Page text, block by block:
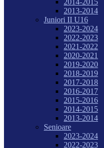
2014-2015
2013-2014
Juniori II U16
2023-2024
2022-2023
2021-2022
2020-2021
2019-2020
2018-2019
2017-2018
2016-2017
2015-2016
2014-2015
2013-2014
Senioare
2023-2024
2022-2023